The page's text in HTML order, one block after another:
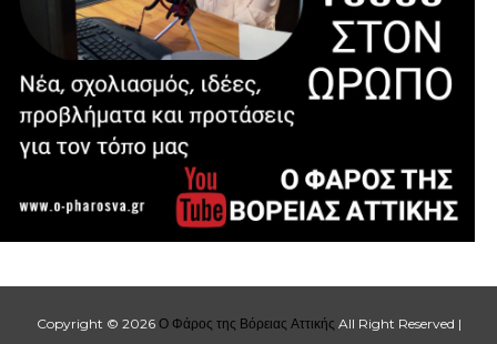
Copyright © 2026 Ο Φάρος της Βόρειας Αττικής All Right Reserved |